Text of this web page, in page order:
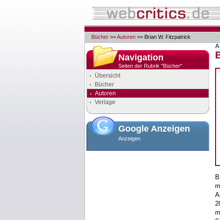
Bücher >>Autoren >> Brian W. Fitzpatrick
Navigation
Seiten der Rubrik "Bücher"
Übersicht
Bücher
Autoren
Verlage
Google Anzeigen
Anzeigen